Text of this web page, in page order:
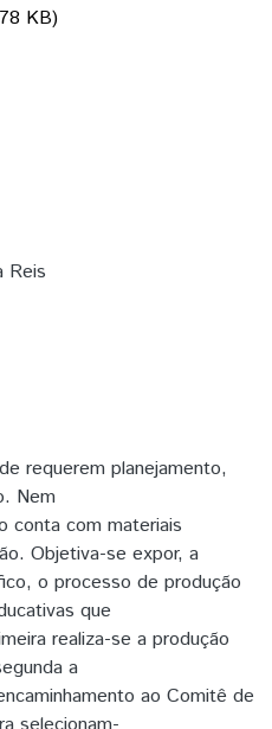
KB)
Reis
requerem planejamento,
Nem
conta com materiais
Objetiva-se expor, a
o processo de produção
que
realiza-se a produção
a
ao Comitê de